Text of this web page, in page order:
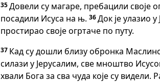
35Довели су магаре, пребацили своје
посадили Исуса на њ. 36Док је улазио
простирао своје огртаче по путу.
37 Кад су дошли близу обронка
силази у Јерусалим, све мноштво
хвали Бога за сва чуда које су видели.